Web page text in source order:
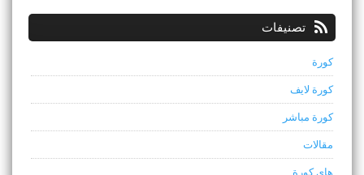
تصنيفات
كورة
كورة لايف
كورة مباشر
مقالات
هاي كورة